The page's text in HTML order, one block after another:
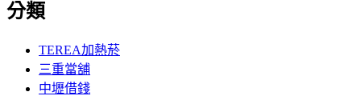
分類
TEREA加熱菸
三重當舖
中壢借錢